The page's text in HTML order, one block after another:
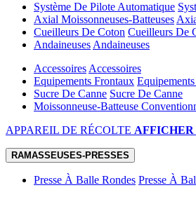
Système De Pilote Automatique
Axial Moissonneuses-Batteuses
Cueilleurs De Coton Cueilleurs De
Andaineuses Andaineuses
Accessoires Accessoires
Equipements Frontaux
Sucre De Canne Sucre De Canne
Moissonneuse-Batteuse
APPAREIL DE RÉCOLTE
RAMASSEUSES-PRESSES
Presse À Balle Rondes Presse À